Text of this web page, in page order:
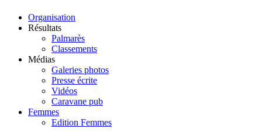
Organisation
Résultats
Palmarès
Classements
Médias
Galeries photos
Presse écrite
Vidéos
Caravane pub
Femmes
Edition Femmes